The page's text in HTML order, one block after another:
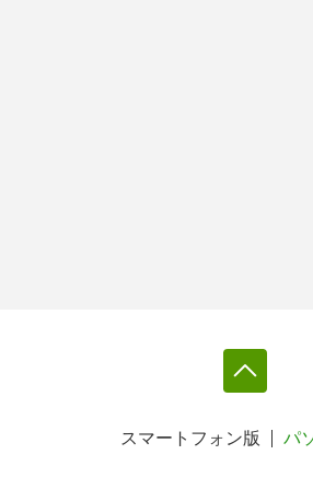
スマートフォン版 パ